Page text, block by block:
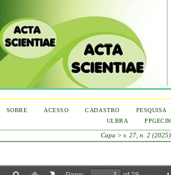
SOBRE ACESSO CADASTRO
PESQUISA
ULBRA
Capa >v. 27, n. 2 (2025)